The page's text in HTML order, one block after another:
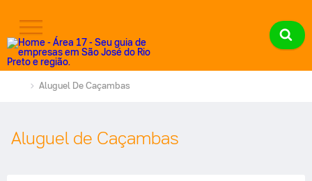
Aluguel De Caçambas
Aluguel de Caçambas